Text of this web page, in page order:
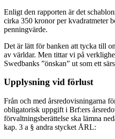
Enligt den rapporten är det
cirka 350 kronor per kvadratmeter
penningvärde.
Det är lätt för banken att tycka till
av världar. Men tittar vi på
Swedbanks ”önskan” ut som ett
Upplysning vid förlust
Från och med årsredovisningarna
obligatorisk uppgift i Brf:ers
förvaltningsberättelse ska lämna
kap. 3 a § andra stycket ÅRL: